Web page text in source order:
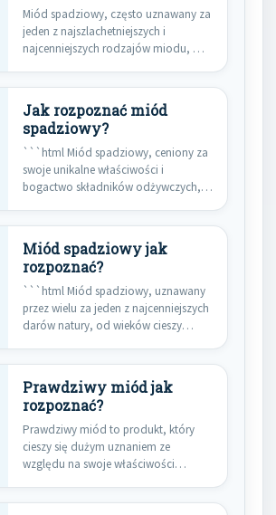
Miód spadziowy, często uznawany za
jeden z najszlachetniejszych i
najcenniejszych rodzajów miodu, ma
Jak rozpoznać miód
spadziowy?
```html Miód spadziowy, ceniony za
swoje unikalne właściwości i
bogactwo składników odżywczych,
Miód spadziowy jak
rozpoznać?
```html Miód spadziowy, uznawany
przez wielu za jeden z najcenniejszych
darów natury, od wieków cieszy…
Prawdziwy miód jak
rozpoznać?
Prawdziwy miód to produkt, który
cieszy się dużym uznaniem ze
względu na swoje właściwości